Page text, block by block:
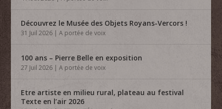
Découvrez le Musée des Objets Royans-Vercors !
31 Juil 2026 |A portée de voix
100 ans – Pierre Belle en exposition
27 Juil 2026 |A portée de voix
Etre artiste en milieu rural, plateau au festival
Texte en l’air 2026